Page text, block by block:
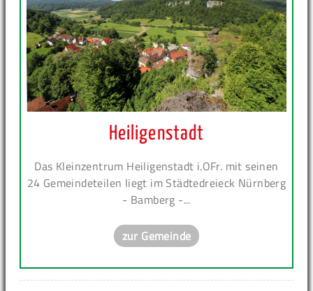
Heiligenstadt
Das Kleinzentrum Heiligenstadt i.OFr. mit seinen
24 Gemeindeteilen liegt im Städtedreieck Nürnberg
- Bamberg -...
zur Gemeinde